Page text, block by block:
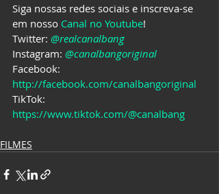
Siga nossas redes sociais e inscreva-se
em nosso Canal no Youtube!
Twitter: @realcanalbang
Instagram: @canalbangoriginal
Facebook:
http://facebook.com/canalbangoriginal
TikTok:
https://www.tiktok.com/@canalbang
FILMES